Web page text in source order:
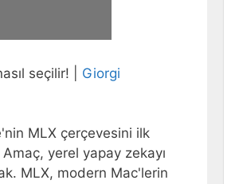
seçilir! | Giorgi
MLX çerçevesini ilk
yerel yapay zekayı
MLX, modern Mac'lerin